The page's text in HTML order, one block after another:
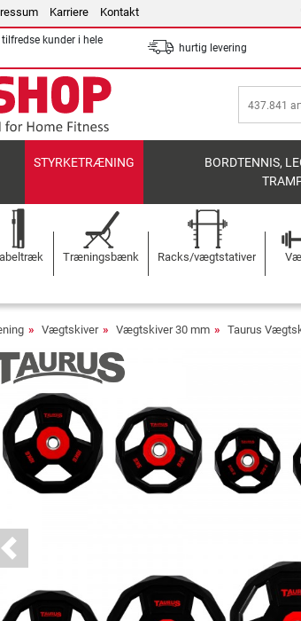
Karriere Kontakt
kunder i hele
hurtig levering
STYRKETRÆNING
BORDTENNIS,
Træningsbænk Racks/vægtstativer
Vægtskiver Vægtskiver 30 mm Taurus
Previous